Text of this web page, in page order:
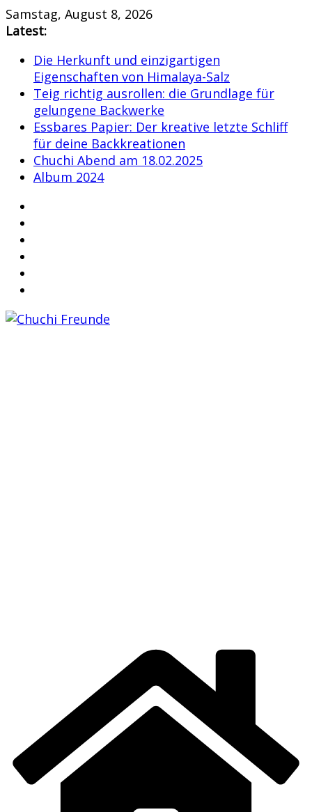
Skip
to
Samstag, August 8, 2026
Latest:
Die Herkunft und einzigartigen
Eigenschaften von Himalaya-Salz
Teig richtig ausrollen: die Grundlage für
gelungene Backwerke
Essbares Papier: Der kreative letzte Schliff
für deine Backkreationen
Chuchi Abend am 18.02.2025
Album 2024